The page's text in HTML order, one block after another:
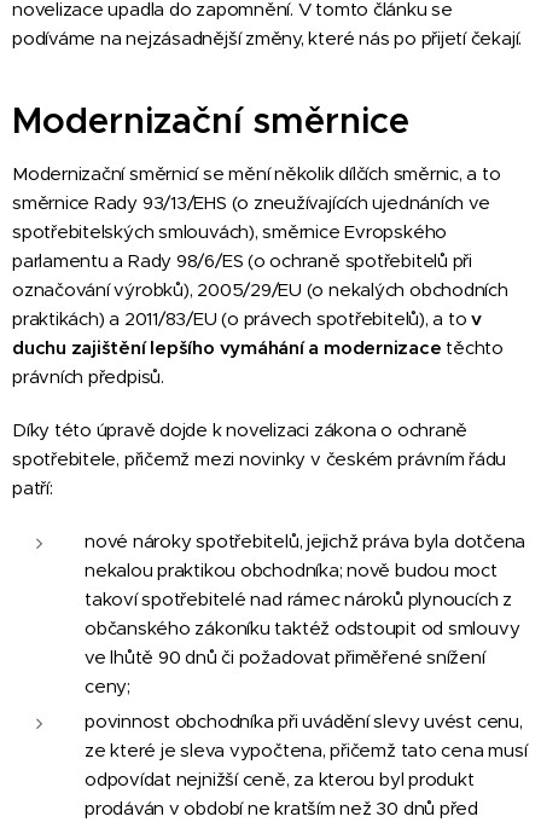
novelizace upadla do zapomnění. V tomto článku se
podíváme na nejzásadnější změny, které nás po přijetí čekají.
Modernizační směrnice
Modernizační směrnicí se mění několik dílčích směrnic, a to
směrnice Rady 93/13/EHS (o zneužívajících ujednáních ve
spotřebitelských smlouvách), směrnice Evropského
parlamentu a Rady 98/6/ES (o ochraně spotřebitelů při
označování výrobků), 2005/29/EU (o nekalých obchodních
praktikách) a 2011/83/EU (o právech spotřebitelů), a tov
duchu zajištění lepšího vymáhání a modernizace těchto
právních předpisů.
Díky této úpravě dojde k novelizaci zákona o ochraně
spotřebitele, přičemž mezi novinky v českém právním řádu
patří:
nové nároky spotřebitelů, jejichž práva byla dotčena
nekalou praktikou obchodníka; nově budou moct
takoví spotřebitelé nad rámec nároků plynoucích z
občanského zákoníku taktéž odstoupit od smlouvy
ve lhůtě 90 dnů či požadovat přiměřené snížení
ceny;
povinnost obchodníka při uvádění slevy uvést cenu,
ze které je sleva vypočtena, přičemž tato cena musí
odpovídat nejnižší ceně, za kterou byl produkt
prodáván v období ne kratším než 30 dnů před